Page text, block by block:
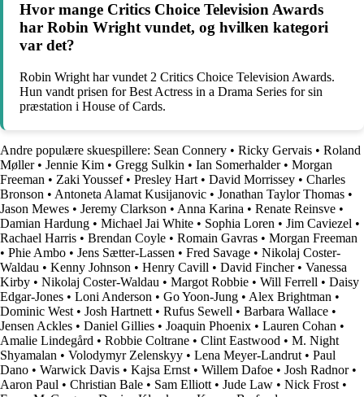
Hvor mange Critics Choice Television Awards
har Robin Wright vundet, og hvilken kategori
var det?
Robin Wright har vundet 2 Critics Choice Television Awards.
Hun vandt prisen for Best Actress in a Drama Series for sin
præstation i House of Cards.
Andre populære skuespillere: Sean Connery • Ricky Gervais • Roland
Møller• Jennie Kim • Gregg Sulkin • Ian Somerhalder• Morgan
Freeman • Zaki Youssef• Presley Hart • David Morrissey • Charles
Bronson • Antoneta Alamat Kusijanovic • Jonathan Taylor Thomas •
Jason Mewes • Jeremy Clarkson • Anna Karina • Renate Reinsve •
Damian Hardung • Michael Jai White • Sophia Loren • Jim Caviezel •
Rachael Harris • Brendan Coyle • Romain Gavras • Morgan Freeman
• Phie Ambo • Jens Sætter-Lassen • Fred Savage • Nikolaj Coster-
Waldau • Kenny Johnson • Henry Cavill • David Fincher• Vanessa
Kirby • Nikolaj Coster-Waldau • Margot Robbie • Will Ferrell • Daisy
Edgar-Jones • Loni Anderson • Go Yoon-Jung • Alex Brightman •
Dominic West • Josh Hartnett • Rufus Sewell • Barbara Wallace •
Jensen Ackles • Daniel Gillies • Joaquin Phoenix • Lauren Cohan •
Amalie Lindegård • Robbie Coltrane • Clint Eastwood • M. Night
Shyamalan • Volodymyr Zelenskyy • Lena Meyer-Landrut • Paul
Dano • Warwick Davis • Kajsa Ernst • Willem Dafoe • Josh Radnor•
Aaron Paul • Christian Bale • Sam Elliott • Jude Law • Nick Frost •